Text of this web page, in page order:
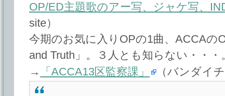
OP/ED主題歌のアー写、ジャケ写、
site）
今期のお気に入りOPの1曲、ACCAの
and Truth」。３人とも知らない・・・
→
「ACCA13区監察課」 （バンダイ